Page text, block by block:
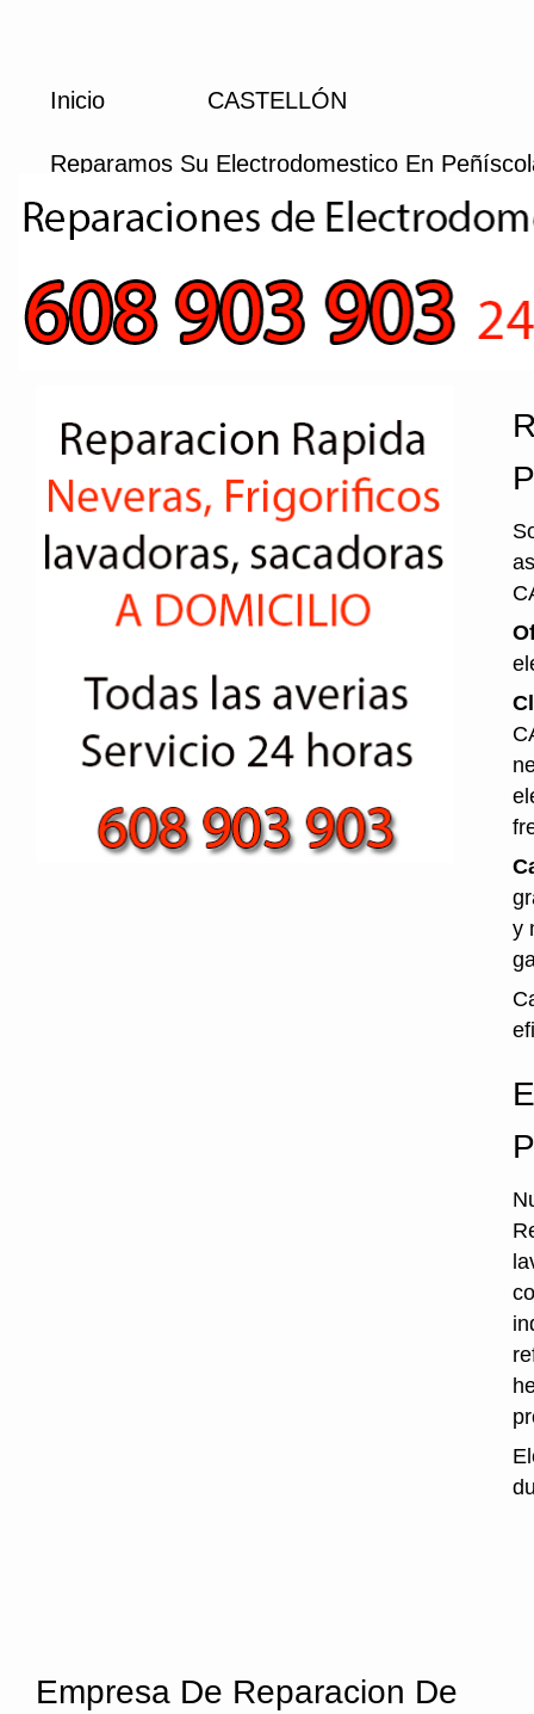
Inicio CASTELLÓN
Reparamos Su Electrodomestico En
y
Empresa De Reparacion De